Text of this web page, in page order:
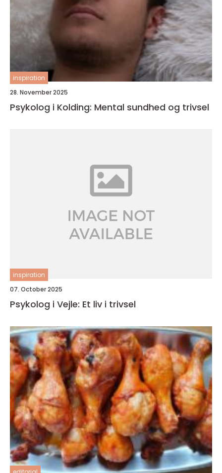
inspiration
28. November 2025
Psykolog i Kolding: Mental sundhed og trivsel
inspiration
07. October 2025
Psykolog i Vejle: Et liv i trivsel